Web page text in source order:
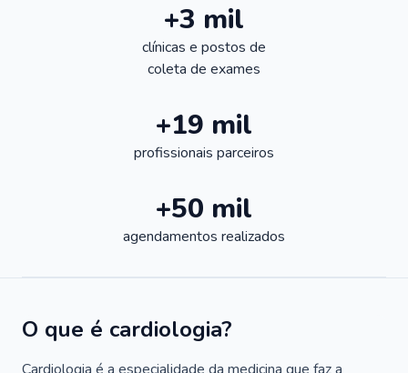
+3 mil
clínicas e postos de
coleta de exames
+19 mil
profissionais parceiros
+50 mil
agendamentos realizados
O que é cardiologia?